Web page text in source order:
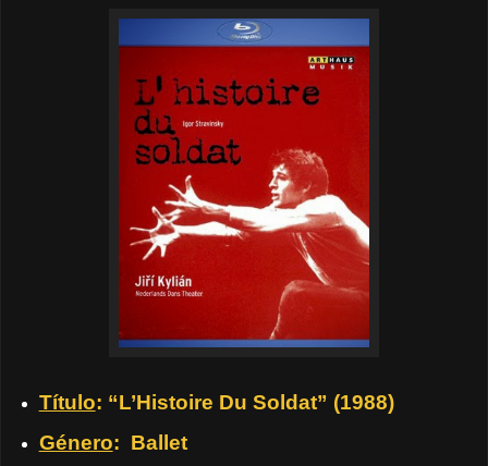
Título: “L’Histoire Du Soldat” (1988)
Género: Ballet